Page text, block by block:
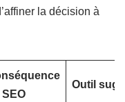
la décision à
Outil